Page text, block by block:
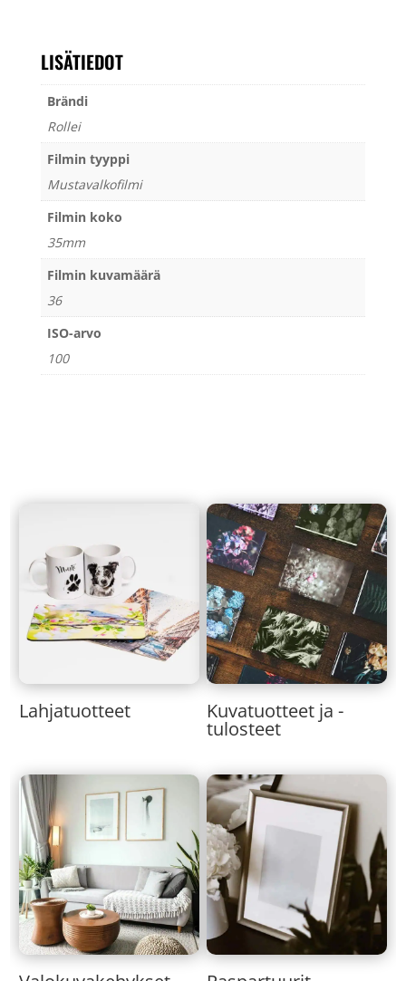
LISÄTIEDOT
Brändi
Rollei
Filmin tyyppi
Mustavalkofilmi
Filmin koko
35mm
Filmin kuvamäärä
36
ISO-arvo
100
Lahjatuotteet Kuvatuotteet ja -
tulosteet